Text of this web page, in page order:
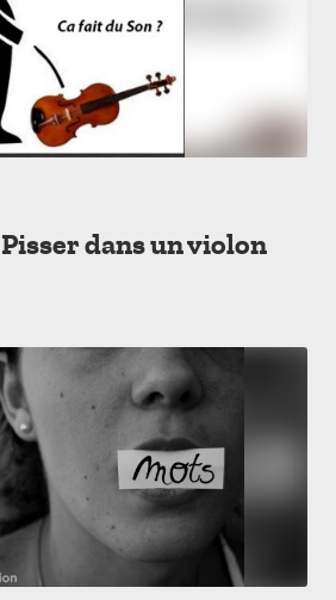
dans un violon